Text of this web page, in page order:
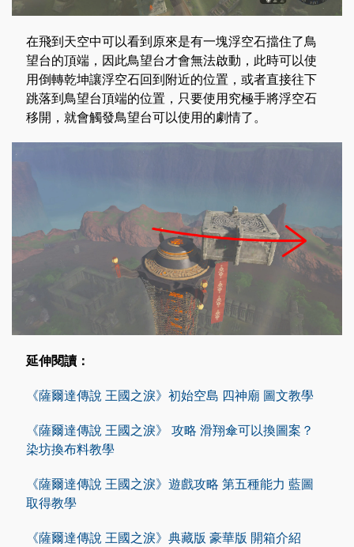
在飛到天空中可以看到原來是有一塊浮空石擋住了鳥
望台的頂端，因此鳥望台才會無法啟動，此時可以使
用倒轉乾坤讓浮空石回到附近的位置，或者直接往下
跳落到鳥望台頂端的位置，只要使用究極手將浮空石
移開，就會觸發鳥望台可以使用的劇情了。
延伸閱讀：
《薩爾達傳說 王國之淚》初始空島 四神廟 圖文教學
《薩爾達傳說 王國之淚》 攻略 滑翔傘可以換圖案？
染坊換布料教學
《薩爾達傳說 王國之淚》遊戲攻略 第五種能力 藍圖
取得教學
《薩爾達傳說 王國之淚》典藏版 豪華版 開箱介紹